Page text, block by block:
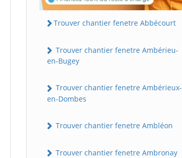
Trouver chantier fenetre Abbécourt
Trouver chantier fenetre Ambérieu-
en-Bugey
Trouver chantier fenetre Ambérieux-
en-Dombes
Trouver chantier fenetre Ambléon
Trouver chantier fenetre Ambronay